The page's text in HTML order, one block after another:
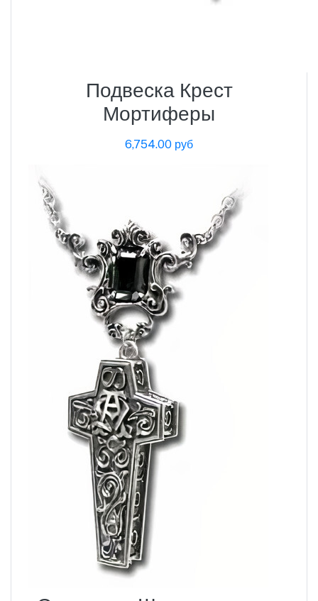
Подвеска Крест
Мортиферы
6,754.00 руб